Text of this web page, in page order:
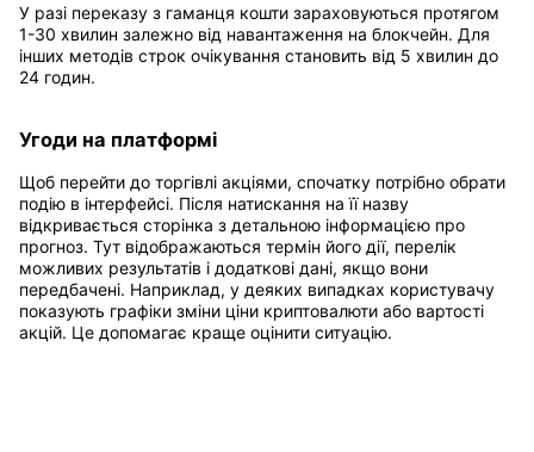
У разі переказу з гаманця кошти зараховуються протягом
1-30 хвилин залежно від навантаження на блокчейн. Для
інших методів строк очікування становить від 5 хвилин до
24 годин.
Угоди на платформі
Щоб перейти до торгівлі акціями, спочатку потрібно обрати
подію в інтерфейсі. Після натискання на її назву
відкривається сторінка з детальною інформацією про
прогноз. Тут відображаються термін його дії, перелік
можливих результатів і додаткові дані, якщо вони
передбачені. Наприклад, у деяких випадках користувачу
показують графіки зміни ціни криптовалюти або вартості
акцій. Це допомагає краще оцінити ситуацію.